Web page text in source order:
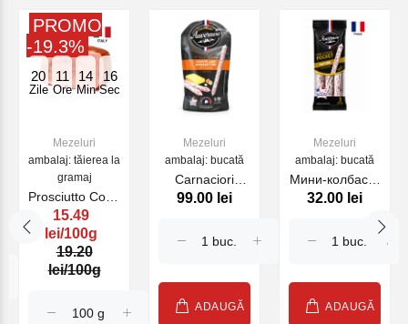
20
Zile
11
Ore
14
Min
16
Sec
PROMO
-19.3%
Mezeluri
ambalaj: tăierea la
gramaj
Prosciutto Cotto
Duchessa
15.49
lei/100g
19.20
lei/100g
Mezeluri
ambalaj: bucată
Carnaciori
COMTE
MINI STICK
100g (23379)
99.00 lei
ADAUGĂ
Mezeluri
ambalaj: bucată
Мини-колбаски
Nature Pocket
30 г (23381)
32.00 lei
ADAUGĂ